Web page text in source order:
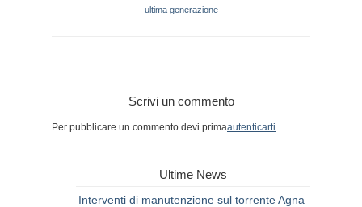
ultima generazione
Scrivi un commento
Per pubblicare un commento devi primaautenticarti.
Ultime News
Interventi di manutenzione sul torrente Agna